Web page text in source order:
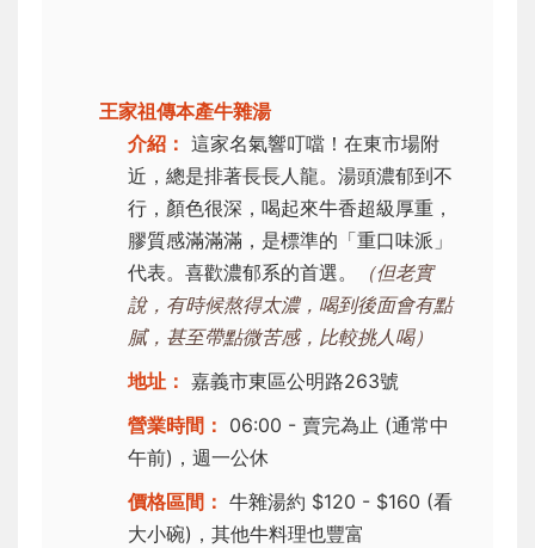
王家祖傳本產牛雜湯
介紹： 這家名氣響叮噹！在東市場附
近，總是排著長長人龍。湯頭濃郁到不
行，顏色很深，喝起來牛香超級厚重，
膠質感滿滿滿，是標準的「重口味派」
代表。喜歡濃郁系的首選。
（但老實
說，有時候熬得太濃，喝到後面會有點
膩，甚至帶點微苦感，比較挑人喝）
地址： 嘉義市東區公明路263號
營業時間： 06:00 - 賣完為止 (通常中
午前)，週一公休
價格區間： 牛雜湯約 $120 - $160 (看
大小碗)，其他牛料理也豐富